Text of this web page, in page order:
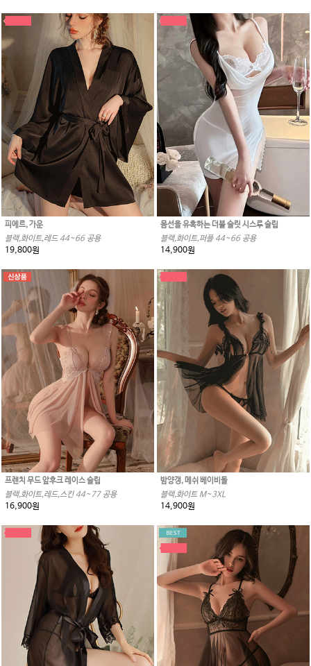
피에르, 가운
블랙,화이트,레드 44~66 공용
19,800원
몸선을 유혹하는 더블 슬릿 시스루 슬립
블랙,화이트,퍼플 44~66 공용
14,900원
프렌치 무드 앞후크 레이스 슬립
블랙,화이트,레드,스킨 44~77 공용
16,900원
밤양갱, 메쉬 베이비돌
블랙,화이트 M~3XL
14,900원